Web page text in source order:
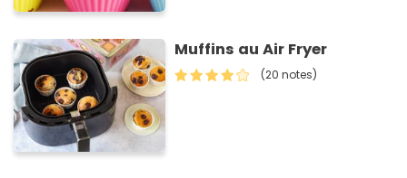
Muffins au Air Fryer
(20 notes)